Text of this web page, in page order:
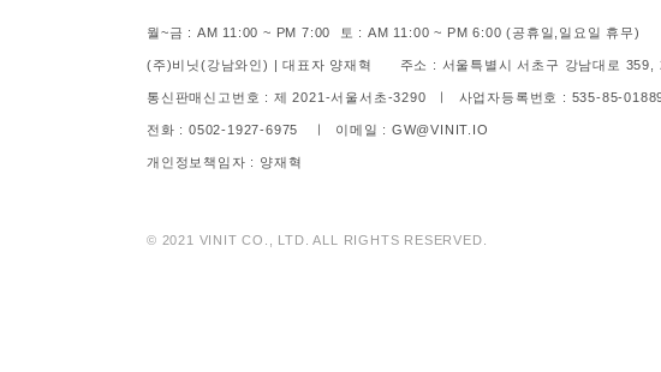
월~금 : AM 11:00 ~ PM 7:00 토 : AM 11:00 ~ PM 6:00 (공휴일,일요일 휴무)
(주)비닛(강남와인) | 대표자 양재혁 주소 : 서울특별시 서초구 강남대로 359,
통신판매신고번호 : 제 2021-서울서초-3290 ㅣ 사업자등록번호 : 535-85-
전화 : 0502-1927-6975 ㅣ 이메일 : GW@VINIT.IO
개인정보책임자 : 양재혁
© 2021 VINIT CO., LTD. ALL RIGHTS RESERVED.